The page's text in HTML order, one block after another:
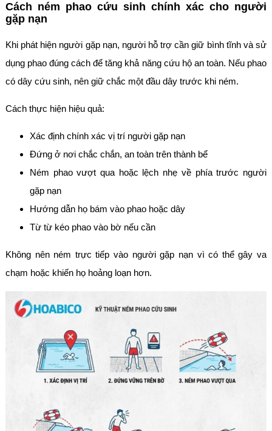
Cách ném phao cứu sinh chính xác cho người
gặp nạn
Khi phát hiện người gặp nạn, người hỗ trợ cần giữ bình tĩnh và sử
dụng phao đúng cách để tăng khả năng cứu hộ an toàn. Nếu phao
có dây cứu sinh, nên giữ chắc một đầu dây trước khi ném.
Cách thực hiện hiệu quả:
Xác định chính xác vị trí người gặp nạn
Đứng ở nơi chắc chắn, an toàn trên thành bể
Ném phao vượt qua hoặc lệch nhẹ về phía trước người
gặp nạn
Hướng dẫn họ bám vào phao hoặc dây
Từ từ kéo phao vào bờ nếu cần
Không nên ném trực tiếp vào người gặp nạn vì có thể gây va
chạm hoặc khiến họ hoảng loạn hơn.